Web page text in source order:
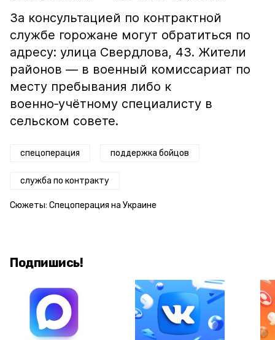
За консультацией по контрактной
службе горожане могут обратиться по
адресу: улица Свердлова, 43. Жители
районов — в военный комиссариат по
месту пребывания либо к
военно‑учётному специалисту в
сельском совете.
спецоперация поддержка бойцов
служба по контракту
Сюжеты: Спецоперация на Украине
Подпишись!